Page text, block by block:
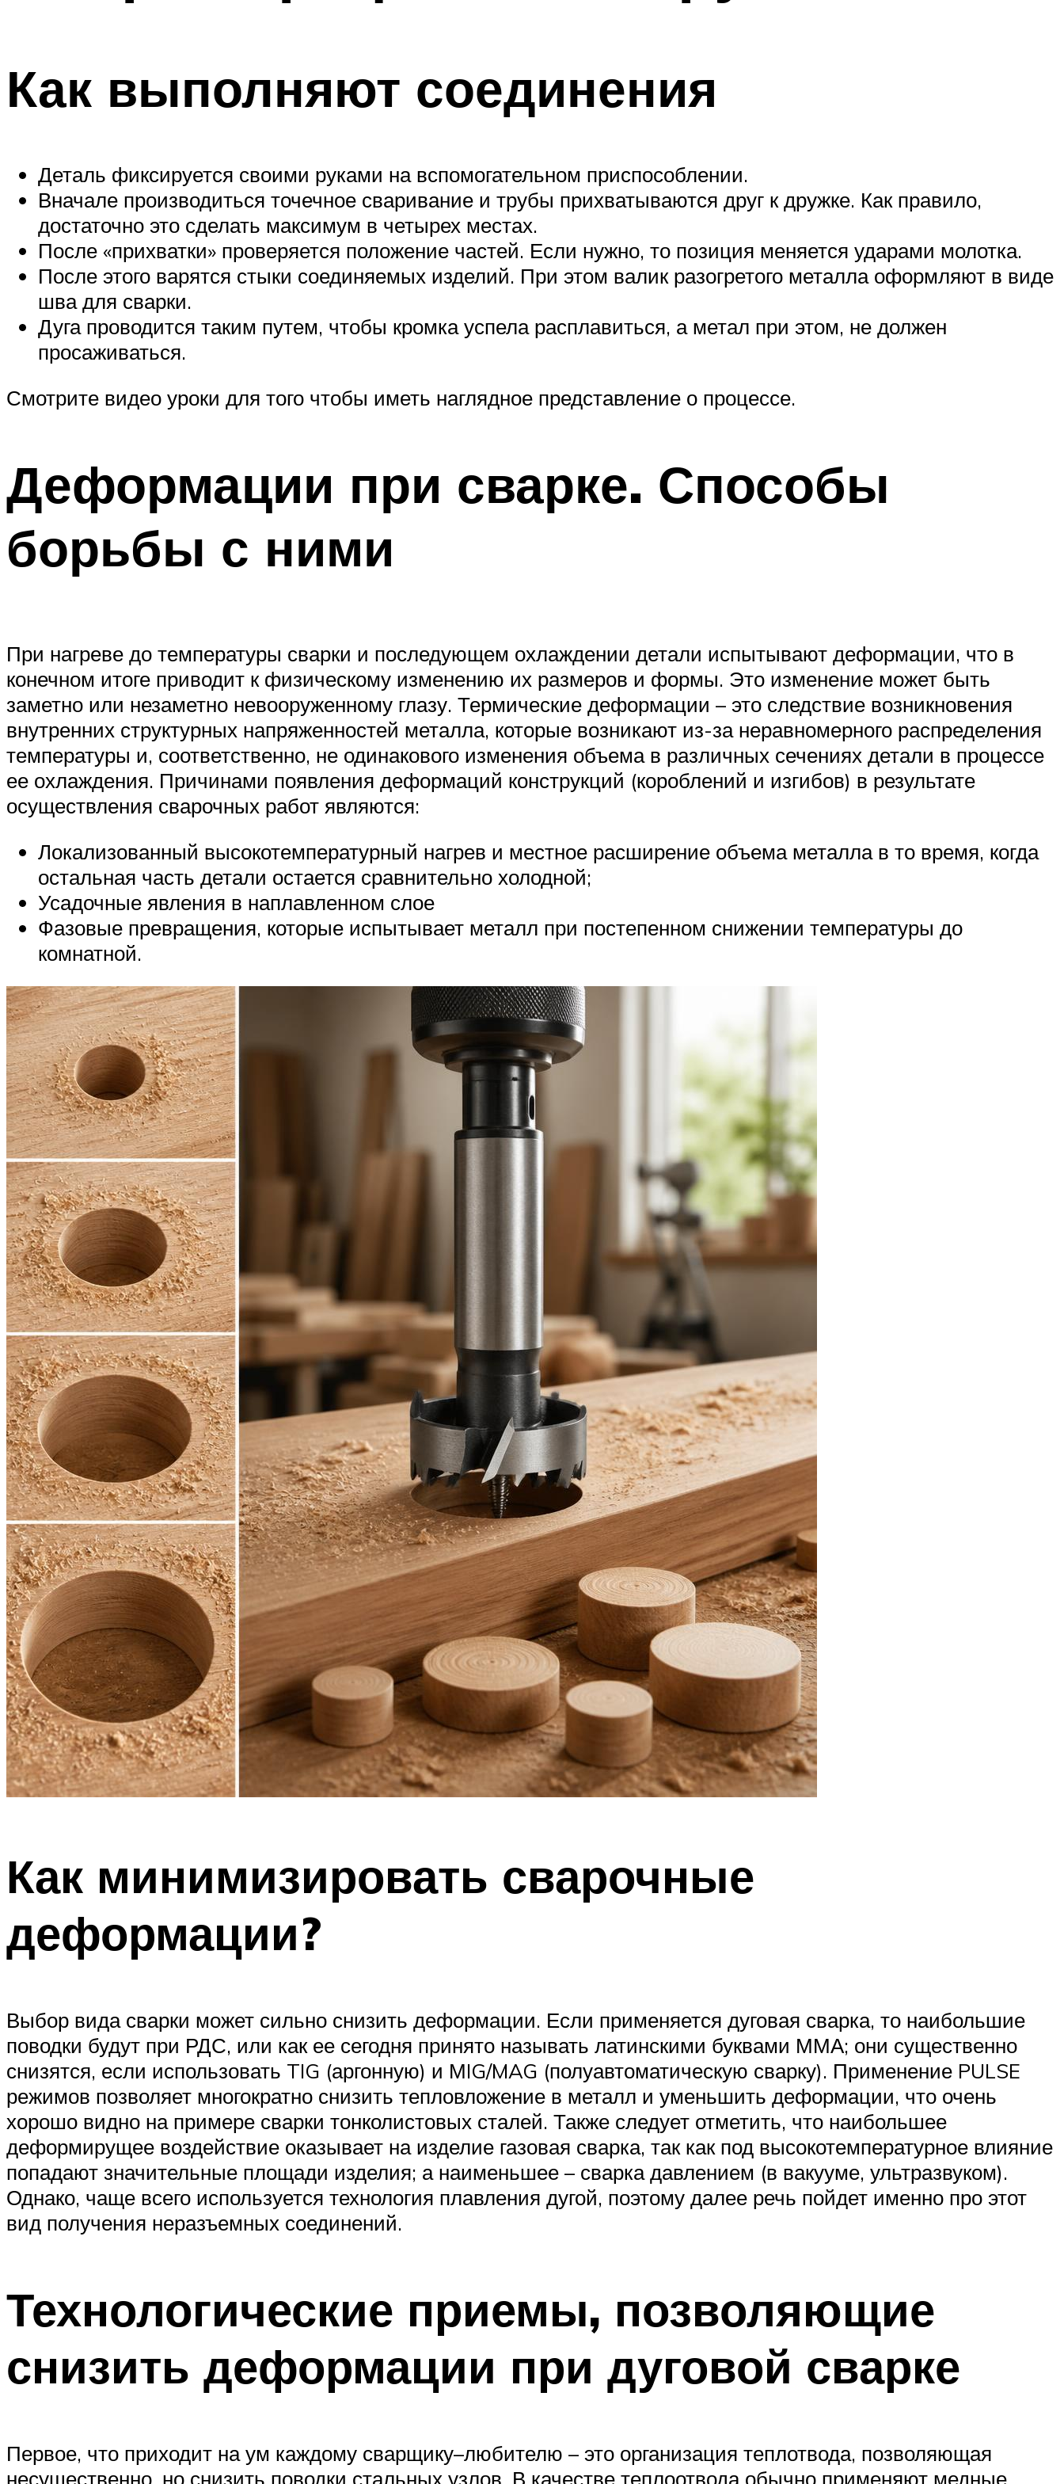
Как выполняют соединения
Деталь фиксируется своими руками на вспомогательном приспособлении.
Вначале производиться точечное сваривание и трубы прихватываются друг к дружке. Как правило,
достаточно это сделать максимум в четырех местах.
После «прихватки» проверяется положение частей. Если нужно, то позиция меняется ударами молотка.
После этого варятся стыки соединяемых изделий. При этом валик разогретого металла оформляют в виде
шва для сварки.
Дуга проводится таким путем, чтобы кромка успела расплавиться, а метал при этом, не должен
просаживаться.
Смотрите видео уроки для того чтобы иметь наглядное представление о процессе.
Деформации при сварке. Способы
борьбы с ними
При нагреве до температуры сварки и последующем охлаждении детали испытывают деформации, что в
конечном итоге приводит к физическому изменению их размеров и формы. Это изменение может быть
заметно или незаметно невооруженному глазу. Термические деформации – это следствие возникновения
внутренних структурных напряженностей металла, которые возникают из-за неравномерного распределения
температуры и, соответственно, не одинакового изменения объема в различных сечениях детали в процессе
ее охлаждения. Причинами появления деформаций конструкций (короблений и изгибов) в результате
осуществления сварочных работ являются:
Локализованный высокотемпературный нагрев и местное расширение объема металла в то время, когда
остальная часть детали остается сравнительно холодной;
Усадочные явления в наплавленном слое
Фазовые превращения, которые испытывает металл при постепенном снижении температуры до
комнатной.
Как минимизировать сварочные
деформации?
Выбор вида сварки может сильно снизить деформации. Если применяется дуговая сварка, то наибольшие
поводки будут при РДС, или как ее сегодня принято называть латинскими буквами ММА; они существенно
снизятся, если использовать TIG (аргонную) и МIG/MAG (полуавтоматическую сварку). Применение PULSE
режимов позволяет многократно снизить тепловложение в металл и уменьшить деформации, что очень
хорошо видно на примере сварки тонколистовых сталей. Также следует отметить, что наибольшее
деформирущее воздействие оказывает на изделие газовая сварка, так как под высокотемпературное влияние
попадают значительные площади изделия; а наименьшее – сварка давлением (в вакууме, ультразвуком).
Однако, чаще всего используется технология плавления дугой, поэтому далее речь пойдет именно про этот
вид получения неразъемных соединений.
Технологические приемы, позволяющие
снизить деформации при дуговой сварке
Первое, что приходит на ум каждому сварщику–любителю – это организация теплотвода, позволяющая
несущественно, но снизить поводки стальных узлов. В качестве теплоотвода обычно применяют медные